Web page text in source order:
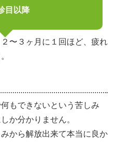
目以降
〜３ヶ月に１回ほど、疲れ
もできないという苦しみ
か分かりません。
から解放出来て本当に良か